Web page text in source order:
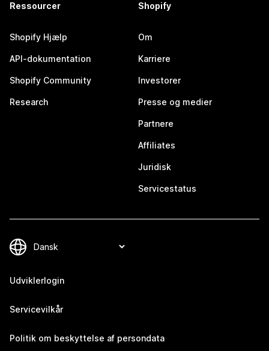
Ressourcer
Shopify Hjælp
API-dokumentation
Shopify Community
Research
Shopify
Om
Karriere
Investorer
Presse og medier
Partnere
Affiliates
Juridisk
Servicestatus
Udviklerlogin
Servicevilkår
Politik om beskyttelse af persondata